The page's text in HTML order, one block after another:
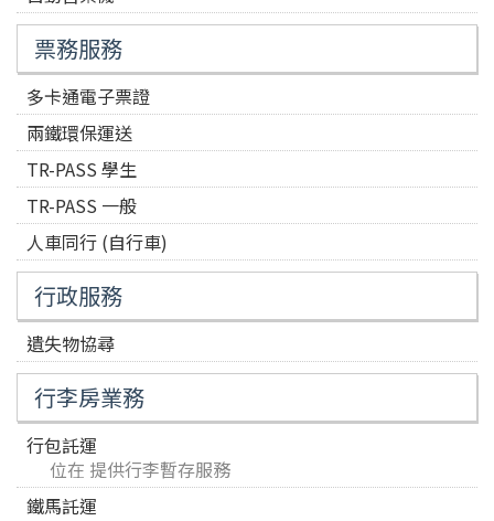
票務服務
多卡通電子票證
兩鐵環保運送
TR-PASS 學生
TR-PASS 一般
人車同行 (自行車)
行政服務
遺失物協尋
行李房業務
行包託運
位在 提供行李暫存服務
鐵馬託運